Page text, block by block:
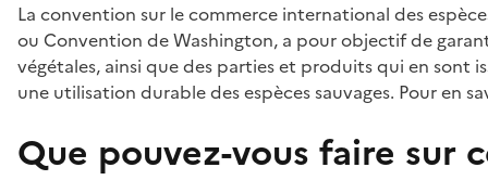
La convention sur le commerce international des
ou Convention de Washington, a pour objectif de
végétales, ainsi que des parties et produits qui en sont
une utilisation durable des espèces sauvages. Pour en
Que pouvez-vous faire sur